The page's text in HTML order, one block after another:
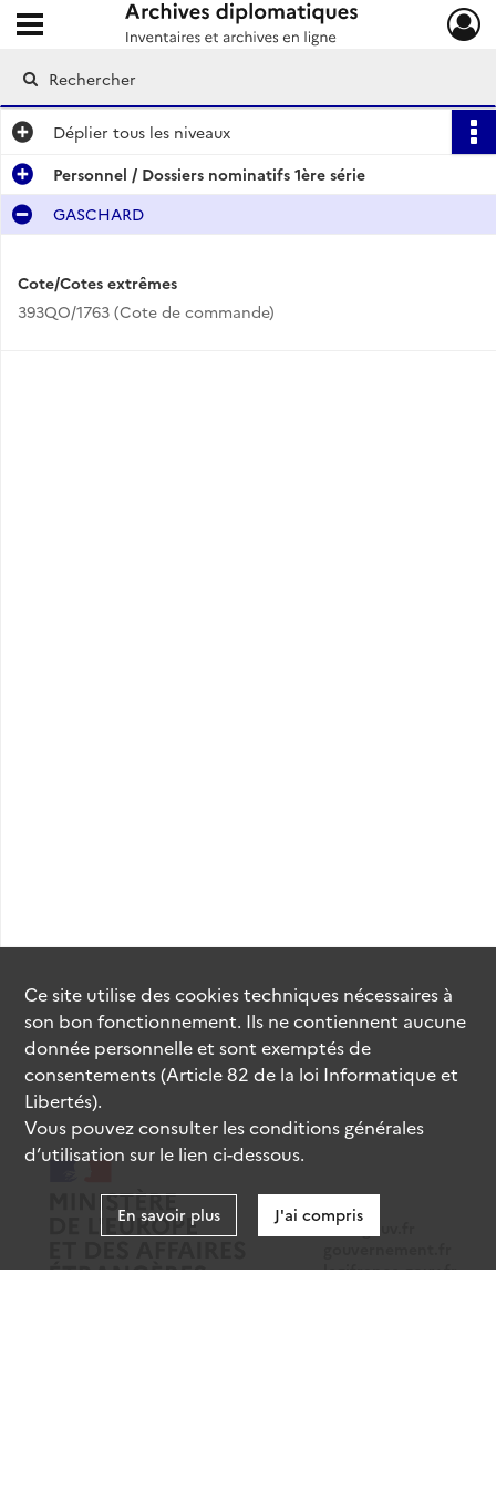
Archives diplomatiques
Ouvrir le menu déroulant
Déplier tous les niveaux
Personnel / Dossiers nominatifs 1ère série
GASCHARD
Cote/Cotes extrêmes
393QO/1763 (Cote de commande)
data.gouv.fr
legifrance.gouv.fr
Ce site utilise descookiestechniques nécessaires à
son bon fonctionnement. Ils ne contiennent aucune
donnée personnelle et sont exemptés de
consentements (Article 82 de la loi Informatique et
Libertés).
Vous pouvez consulter les conditions générales
d’utilisation sur le lien ci-dessous.
En savoir plus J'ai compris